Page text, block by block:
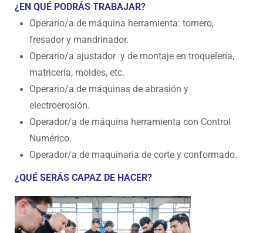
¿EN QUÉ PODRÁS TRABAJAR?
Operario/a de máquina herramienta: tornero,
fresador y mandrinador.
Operario/a ajustador y de montaje en troquelería,
matricería, moldes, etc.
Operario/a de máquinas de abrasión y
electroerosión.
Operador/a de máquina herramienta con Control
Numérico.
­Operador/a de maquinaria de corte y conformado.
¿QUÉ SERÁS CAPAZ DE HACER?